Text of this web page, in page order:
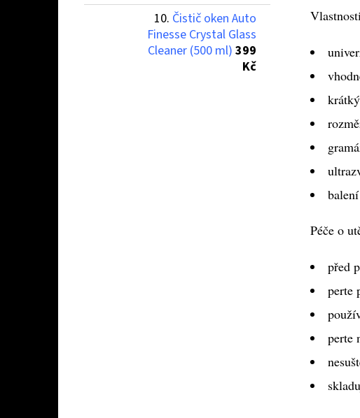
Čistič oken Auto
Finesse Crystal Glass
Cleaner (500 ml) 399
Kč
Péče o
před
perte
perte